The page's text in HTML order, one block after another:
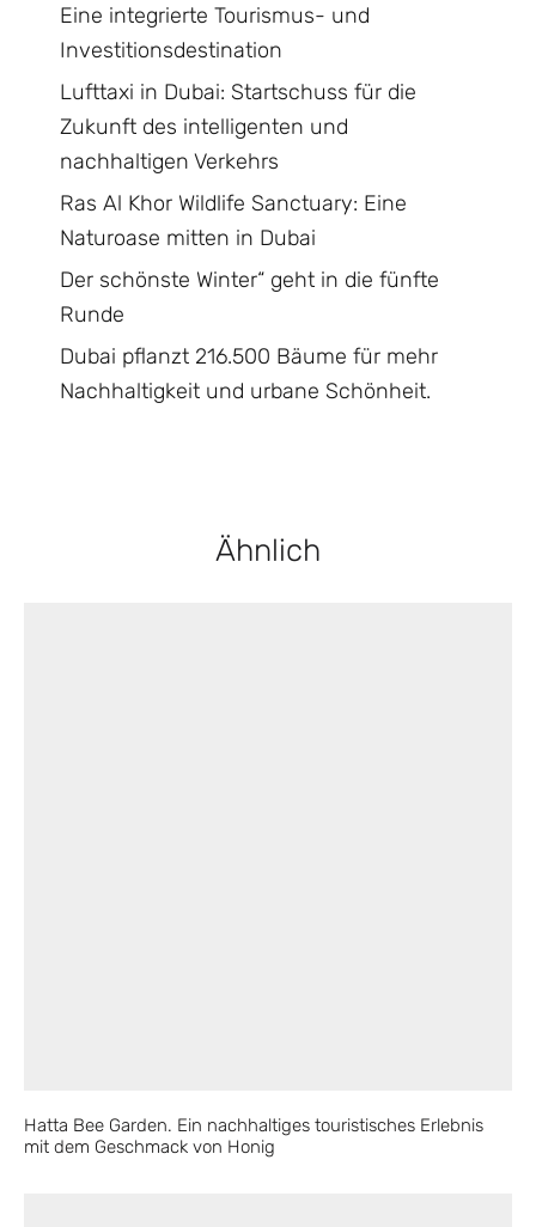
Eine integrierte Tourismus- und
Investitionsdestination
Lufttaxi in Dubai: Startschuss für die
Zukunft des intelligenten und
nachhaltigen Verkehrs
Ras Al Khor Wildlife Sanctuary: Eine
Naturoase mitten in Dubai
Der schönste Winter“ geht in die fünfte
Runde
Dubai pflanzt 216.500 Bäume für mehr
Nachhaltigkeit und urbane Schönheit.
Ähnlich
Hatta Bee Garden. Ein nachhaltiges touristisches Erlebnis
mit dem Geschmack von Honig